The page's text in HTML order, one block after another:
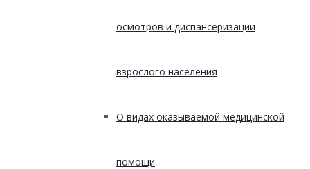
осмотров и диспансеризации
взрослого населения
О видах оказываемой медицинской
помощи